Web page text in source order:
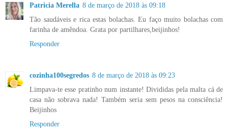
Patricia Merella 8 de março de 2018 às 09:18
Tão saudáveis e rica estas bolachas. Eu faço muito bolachas com
farinha de amêndoa. Grata por partilhares,beijinhos!
Responder
cozinha100segredos 8 de março de 2018 às 09:23
Limpava-te esse pratinho num instante! Divididas pela malta cá de
casa não sobrava nada! Também seria sem pesos na consciência!
Beijinhos
Responder